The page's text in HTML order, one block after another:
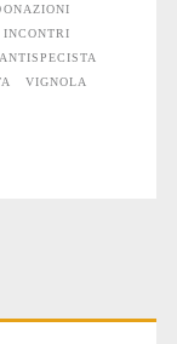
INCONTRI
VIGNOLA